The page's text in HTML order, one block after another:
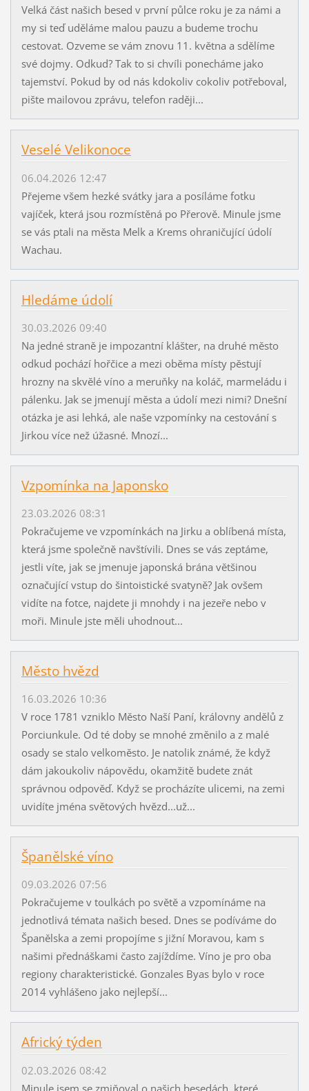
Velká část našich besed v první půlce roku je za námi a
my si teď uděláme malou pauzu a budeme trochu
cestovat. Ozveme se vám znovu 11. května a sdělíme
své dojmy. Odkud? Tak to si chvíli ponecháme jako
tajemství. Pokud by od nás kdokoliv cokoliv potřeboval,
pište mailovou zprávu, telefon raději...
Veselé Velikonoce
06.04.2026 12:47
Přejeme všem hezké svátky jara a posíláme fotku
vajíček, která jsou rozmístěná po Přerově. Minule jsme
se vás ptali na města Melk a Krems ohraničující údolí
Wachau.
Hledáme údolí
30.03.2026 09:40
Na jedné straně je impozantní klášter, na druhé město
odkud pochází hořčice a mezi oběma místy pěstují
hrozny na skvělé víno a meruňky na koláč, marmeládu i
pálenku. Jak se jmenují města a údolí mezi nimi? Dnešní
otázka je asi lehká, ale naše vzpomínky na cestování s
Jirkou více než úžasné. Mnozí...
Vzpomínka na Japonsko
23.03.2026 08:31
Pokračujeme ve vzpomínkách na Jirku a oblíbená místa,
která jsme společně navštívili. Dnes se vás zeptáme,
jestli víte, jak se jmenuje japonská brána většinou
označující vstup do šintoistické svatyně? Jak ovšem
vidíte na fotce, najdete ji mnohdy i na jezeře nebo v
moři. Minule jste měli uhodnout...
Město hvězd
16.03.2026 10:36
V roce 1781 vzniklo Město Naší Paní, královny andělů z
Porciunkule. Od té doby se mnohé změnilo a z malé
osady se stalo velkoměsto. Je natolik známé, že když
dám jakoukoliv nápovědu, okamžitě budete znát
správnou odpověď. Když se procházíte ulicemi, na zemi
uvidíte jména světových hvězd...už...
Španělské víno
09.03.2026 07:56
Pokračujeme v toulkách po světě a vzpomínáme na
jednotlivá témata našich besed. Dnes se podíváme do
Španělska a zemi propojíme s jižní Moravou, kam s
našimi přednáškami často zajíždíme. Víno je pro oba
regiony charakteristické. Gonzales Byas bylo v roce
2014 vyhlášeno jako nejlepší...
Africký týden
02.03.2026 08:42
Minule jsem se zmiňoval o našich besedách, které